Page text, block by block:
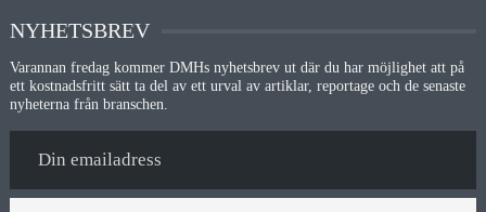
NYHETSBREV
Varannan fredag kommer DMHs nyhetsbrev ut där du har möjlighet att på
ett kostnadsfritt sätt ta del av ett urval av artiklar, reportage och de senaste
nyheterna från branschen.